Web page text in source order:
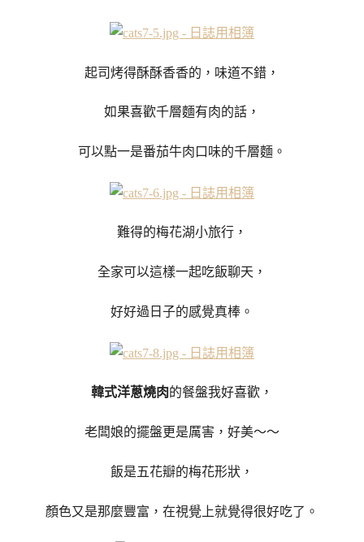
起司烤得酥酥香香的，味道不錯，
如果喜歡千層麵有肉的話，
可以點一是番茄牛肉口味的千層麵。
難得的梅花湖小旅行，
全家可以這樣一起吃飯聊天，
好好過日子的感覺真棒。
韓式洋蔥燒肉的餐盤我好喜歡，
老闆娘的擺盤更是厲害，好美～～
飯是五花瓣的梅花形狀，
顏色又是那麼豐富，在視覺上就覺得很好吃了。